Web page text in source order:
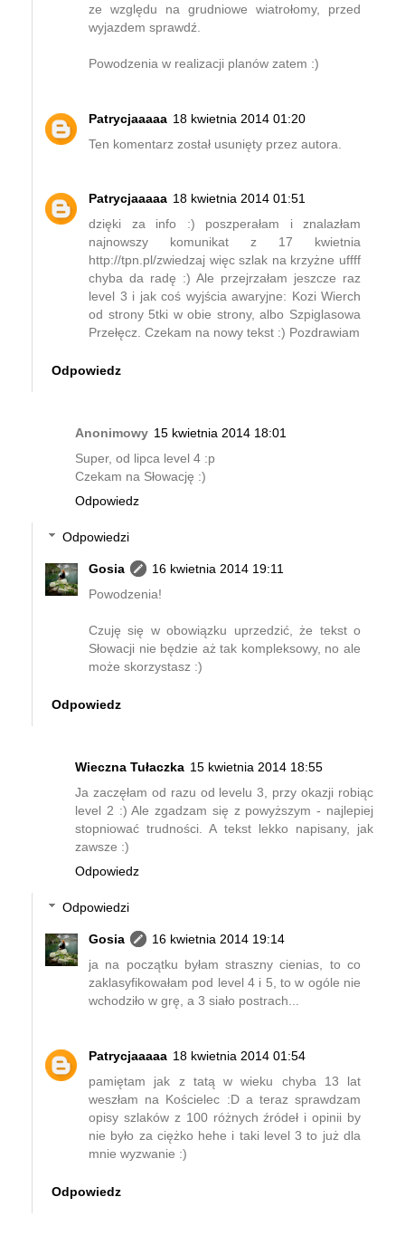
ze względu na grudniowe wiatrołomy, przed
wyjazdem sprawdź.
Powodzenia w realizacji planów zatem :)
Patrycjaaaaa 18 kwietnia 2014 01:20
Ten komentarz został usunięty przez autora.
Patrycjaaaaa 18 kwietnia 2014 01:51
dzięki za info :) poszperałam i znalazłam
najnowszy komunikat z 17 kwietnia
http://tpn.pl/zwiedzaj więc szlak na krzyżne uffff
chyba da radę :) Ale przejrzałam jeszcze raz
level 3 i jak coś wyjścia awaryjne: Kozi Wierch
od strony 5tki w obie strony, albo Szpiglasowa
Przełęcz. Czekam na nowy tekst :) Pozdrawiam
Odpowiedz
Anonimowy 15 kwietnia 2014 18:01
Super, od lipca level 4 :p
Czekam na Słowację :)
Odpowiedz
Odpowiedzi
Gosia
16 kwietnia 2014 19:11
Powodzenia!
Czuję się w obowiązku uprzedzić, że tekst o
Słowacji nie będzie aż tak kompleksowy, no ale
może skorzystasz :)
Odpowiedz
Wieczna Tułaczka 15 kwietnia 2014 18:55
Ja zaczęłam od razu od levelu 3, przy okazji robiąc
level 2 :) Ale zgadzam się z powyższym - najlepiej
stopniować trudności. A tekst lekko napisany, jak
zawsze :)
Odpowiedz
Odpowiedzi
Gosia
16 kwietnia 2014 19:14
ja na początku byłam straszny cienias, to co
zaklasyfikowałam pod level 4 i 5, to w ogóle nie
wchodziło w grę, a 3 siało postrach...
Patrycjaaaaa 18 kwietnia 2014 01:54
pamiętam jak z tatą w wieku chyba 13 lat
weszłam na Kościelec :D a teraz sprawdzam
opisy szlaków z 100 różnych źródeł i opinii by
nie było za ciężko hehe i taki level 3 to już dla
mnie wyzwanie :)
Odpowiedz